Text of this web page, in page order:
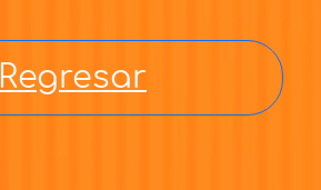
Regresar